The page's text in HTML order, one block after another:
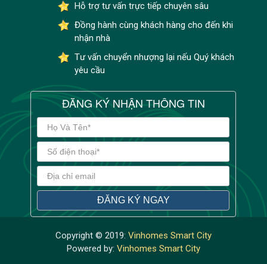
Hỗ trợ tư vấn trực tiếp chuyên sâu
Đồng hành cùng khách hàng cho đến khi
nhận nhà
Tư vấn chuyển nhượng lại nếu Quý khách
yêu cầu
ĐĂNG KÝ NHẬN THÔNG TIN
Copyright © 2019: Vinhomes Smart City
Powered by: Vinhomes Smart City